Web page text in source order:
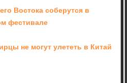
Востока соберутся в
фестивале
не могут улететь в Китай